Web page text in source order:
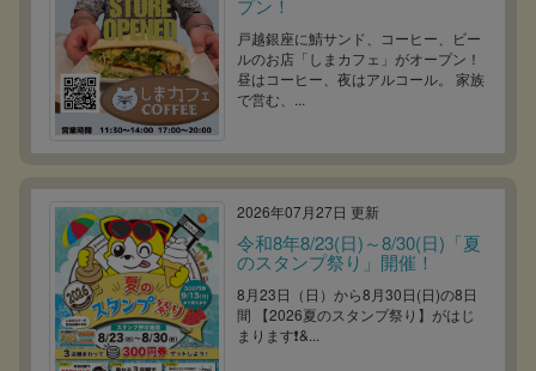
プン！
戸越銀座に鯖サンド、コーヒー、ビー
ルのお店「しまカフェ」がオープン！
昼はコーヒー、夜はアルコール。 家族
で営む、...
2026年07月27日 更新
令和8年8/23(日)～8/30(日)「夏
のスタンプ祭り」開催！
8月23日（日）から8月30日(日)の8日
間 【2026夏のスタンプ祭り】がはじ
まります❗&...